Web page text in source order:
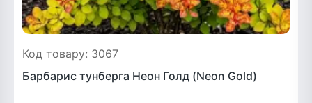
Код товару: 3067
Барбарис тунберга Неон Голд (Neon Gold)